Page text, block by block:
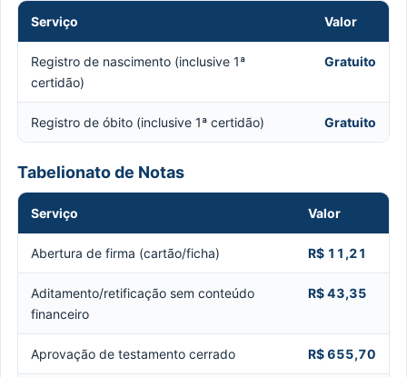
Serviço Valor
Registro de nascimento (inclusive 1ª
certidão)
Gratuito
Registro de óbito (inclusive 1ª certidão) Gratuito
Tabelionato de Notas
Serviço Valor
Abertura de firma (cartão/ficha) R$ 11,21
Aditamento/retificação sem conteúdo
financeiro
R$ 43,35
Aprovação de testamento cerrado R$ 655,70